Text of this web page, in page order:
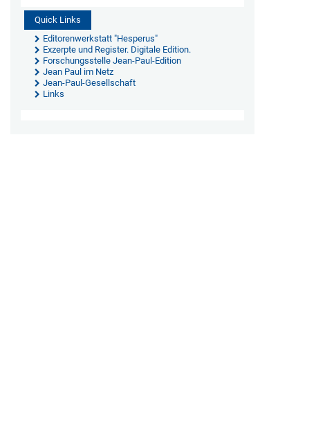
Quick Links
Editorenwerkstatt "Hesperus"
Exzerpte und Register. Digitale Edition.
Forschungsstelle Jean-Paul-Edition
Jean Paul im Netz
Jean-Paul-Gesellschaft
Links